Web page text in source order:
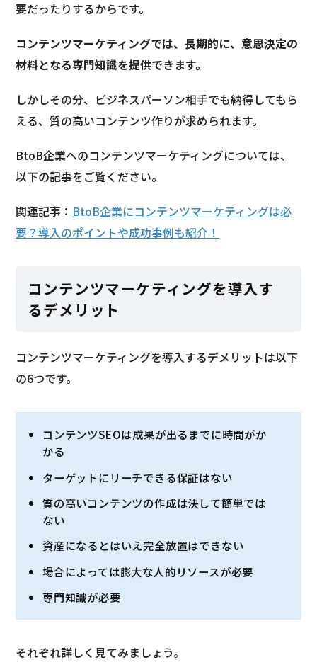
要だったりするからです。
コンテンツマーケティングでは、長期的に、意思決定の
材料となる専門知識を提供できます。
しかしその分、ビジネスパーソン相手でも納得してもら
える、質の高いコンテンツ作りが求められます。
BtoB企業へのコンテンツマーケティングについては、
以下の記事をご覧ください。
関連記事： BtoB企業にコンテンツマーケティングは必
要？導入のポイントや成功事例も紹介！
コンテンツマーケティングを導入す
るデメリット
コンテンツマーケティングを導入するデメリットは以下
の6つです。
コンテンツSEOは成果が出るまでに時間がか
かる
ターゲットにリーチできる保証はない
質の高いコンテンツの作成は決して簡単では
ない
資産になるとはいえ完全放置はできない
場合によっては膨大な人的リソースが必要
専門知識が必要
それぞれ詳しく見てみましょう。